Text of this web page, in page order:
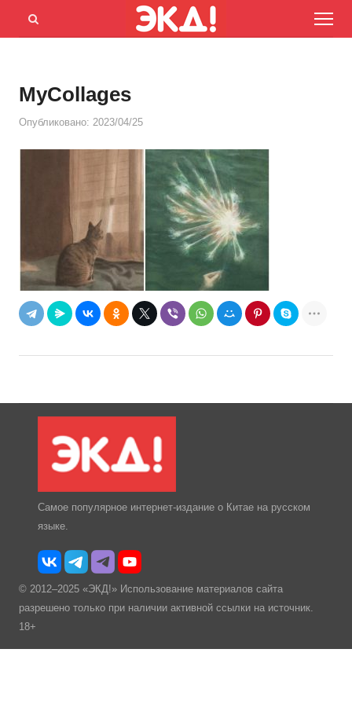
Menu
Открыть
MyCollages
Опубликовано: 2023/04/25
Самое популярное интернет-издание о Китае на русском
языке.
© 2012–2025 «ЭКД!» Использование материалов сайта
разрешено только при наличии активной ссылки на источник.
18+